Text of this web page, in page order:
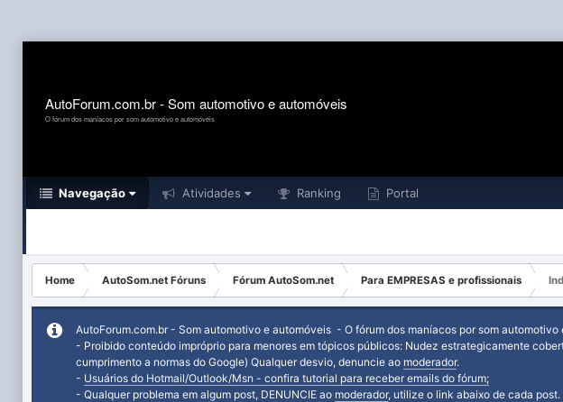
AutoForum.com.br - Som automotivo e automóveis
O fórum dos maníacos por som automotivo e automóveis
Navegação Atividades Ranking Portal
Home AutoSom.net Fóruns Fórum AutoSom.net Para EMPRESAS e profissionais
AutoForum.com.br - Som automotivo e automóveis - O fórum dos maníacos por som automotivo
- Proibido conteúdo impróprio para menores em tópicos públicos: Nudez estrategicamente
cumprimento a normas do Google) Qualquer desvio, denuncie ao moderador.
- Usuários do Hotmail/Outlook/Msn - confira tutorial para receber emails do fórum;
- Qualquer problema em algum post, DENUNCIE ao moderador, utilize o link abaixo de cada post.